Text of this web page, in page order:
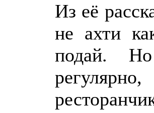
Из её
не ахти
подай.